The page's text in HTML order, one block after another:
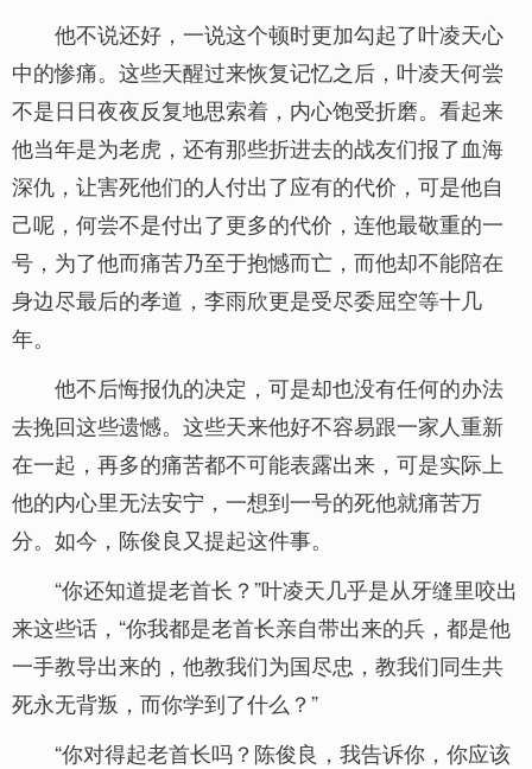
他不说还好，一说这个顿时更加勾起了叶凌天心
中的惨痛。这些天醒过来恢复记忆之后，叶凌天何尝
不是日日夜夜反复地思索着，内心饱受折磨。看起来
他当年是为老虎，还有那些折进去的战友们报了血海
深仇，让害死他们的人付出了应有的代价，可是他自
己呢，何尝不是付出了更多的代价，连他最敬重的一
号，为了他而痛苦乃至于抱憾而亡，而他却不能陪在
身边尽最后的孝道，李雨欣更是受尽委屈空等十几
年。
他不后悔报仇的决定，可是却也没有任何的办法
去挽回这些遗憾。这些天来他好不容易跟一家人重新
在一起，再多的痛苦都不可能表露出来，可是实际上
他的内心里无法安宁，一想到一号的死他就痛苦万
分。如今，陈俊良又提起这件事。
“你还知道提老首长？”叶凌天几乎是从牙缝里咬出
来这些话，“你我都是老首长亲自带出来的兵，都是他
一手教导出来的，他教我们为国尽忠，教我们同生共
死永无背叛，而你学到了什么？”
“你对得起老首长吗？陈俊良，我告诉你，你应该